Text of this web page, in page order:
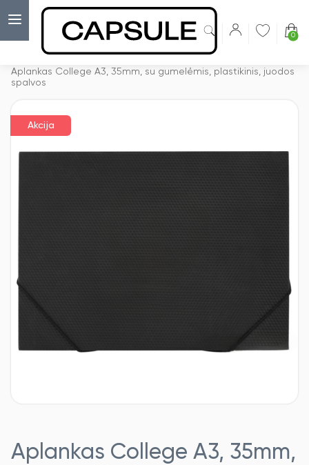
0
Aplankas College A3, 35mm, su gumelėmis, plastikinis, juodos
spalvos
Akcija
Aplankas College A3, 35mm,